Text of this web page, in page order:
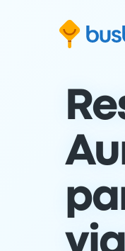
o formulário de
para o conteúdo
Saltar para o rodapé